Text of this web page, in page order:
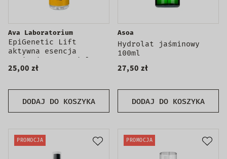
DODAJ DO KOSZYKA
Ava Laboratorium
EpiGenetic Lift
aktywna esencja
tonizująca w mgiełce
100ml
25,00 zł
DODAJ DO KOSZYKA
Asoa
Hydrolat jaśminowy
100ml
27,50 zł
PROMOCJA PROMOCJA